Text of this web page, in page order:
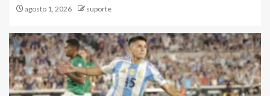
agosto 1, 2026 suporte